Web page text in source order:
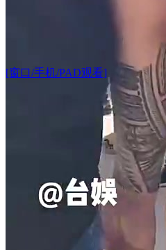
[窗口/手机/PAD观看]